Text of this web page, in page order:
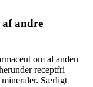
andre
om al anden
receptfri
Særligt